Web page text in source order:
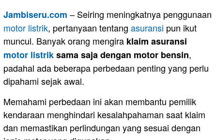
Jambiseru.com – Seiring meningkatnya penggunaan
motor listrik, pertanyaan tentang asuransi pun ikut
muncul. Banyak orang mengira klaim asuransi
motor listriksama saja dengan motor bensin,
padahal ada beberapa perbedaan penting yang perlu
dipahami sejak awal.
Memahami perbedaan ini akan membantu pemilik
kendaraan menghindari kesalahpahaman saat klaim
dan memastikan perlindungan yang sesuai dengan